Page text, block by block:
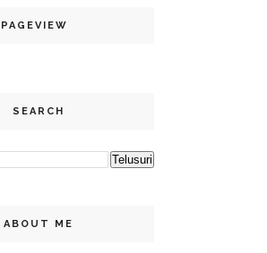
PAGEVIEW
SEARCH
ABOUT ME